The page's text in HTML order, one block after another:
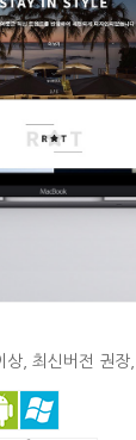
상, 최신버전 권장